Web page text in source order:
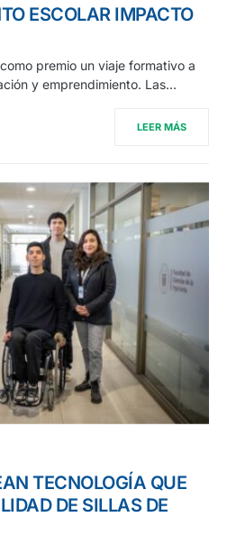
ESCOLAR IMPACTO
premio un viaje formativo a
y emprendimiento. Las…
LEER MÁS
TECNOLOGÍA QUE
DE SILLAS DE